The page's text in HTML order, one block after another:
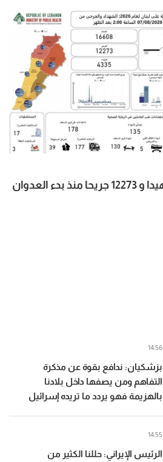
وزارة الصحة: 4335 شهيدا و 12273 جريحا منذ بدء العدوان
بزشكيان: ندافع بقوة عن مذكرة
التفاهم ومن يصفها داخل بلادنا
بالهزيمة فهو يردد ما تريده إسرائيل
14:56
الرئيس الإيراني: حللنا الكثير من
14:55